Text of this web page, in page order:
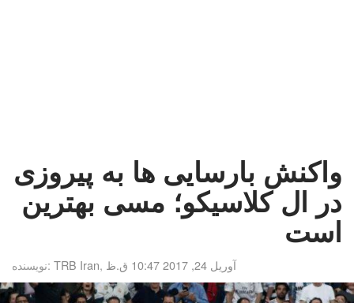
واکنش بارسایی ها به پیروزی
در ال کلاسیکو؛ مسی بهترین
است
نویسنده:TRB Iran, آوریل 24, 2017 10:47 ق.ظ